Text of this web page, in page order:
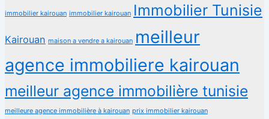
immobilier kairouan immobilier kairouan Immobilier Tunisie
Kairouan maison a vendre a kairouan meilleur
agence immobiliere kairouan
meilleur agence immobilière tunisie
meilleure agence immobilière à kairouan prix immobilier kairouan